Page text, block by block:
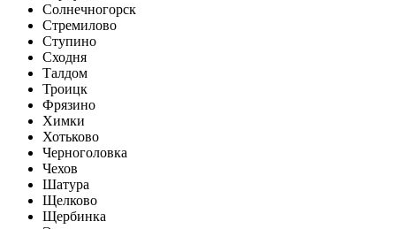
Солнечногорск
Стремилово
Ступино
Сходня
Талдом
Троицк
Фрязино
Химки
Хотьково
Черноголовка
Чехов
Шатура
Щелково
Щербинка